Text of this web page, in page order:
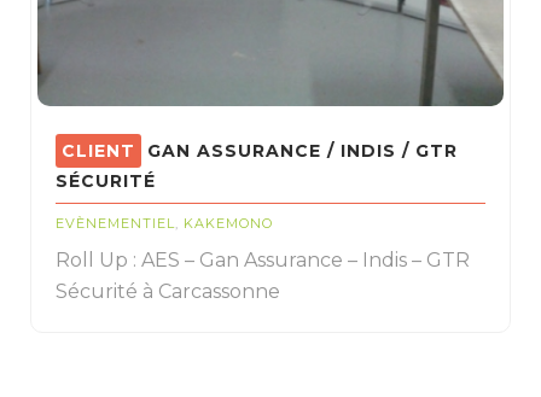
GAN ASSURANCE / INDIS / GTR
SÉCURITÉ
EVÈNEMENTIEL, KAKEMONO
Roll Up : AES – Gan Assurance – Indis – GTR
Sécurité à Carcassonne